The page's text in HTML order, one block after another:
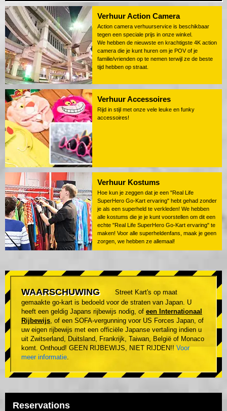
Verhuur Action Camera
Action camera verhuurservice is beschikbaar
tegen een speciale prijs in onze winkel.
We hebben de nieuwste en krachtigste 4K action
camera die je kunt huren om je POV of je
familie/vrienden op te nemen terwijl ze de beste
tijd hebben op straat.
Verhuur Accessoires
Rijd in stijl met onze vele leuke en funky
accessoires!
Verhuur Kostums
Hoe kun je zeggen dat je een "Real Life
SuperHero Go-Kart ervaring" hebt gehad zonder
je als een superheld te verkleden! We hebben
alle kostums die je je kunt voorstellen om dit een
echte "Real Life SuperHero Go-Kart ervaring" te
maken! Voor alle superheldenfans, maak je geen
zorgen, we hebben ze allemaal!
WAARSCHUWING
Street Kart's op maat
gemaakte go-kart is bedoeld voor de straten van Japan. U
heeft een geldig Japans rijbewijs nodig, of een Internationaal
Rijbewijs , of een SOFA-vergunning voor US Forces Japan, of
uw eigen rijbewijs met een officiële Japanse vertaling indien u
uit Zwitserland, Duitsland, Frankrijk, Taiwan, België of Monaco
komt. Onthoud! GEEN RIJBEWIJS, NIET RIJDEN!! Voor
meer informatie
Reservations